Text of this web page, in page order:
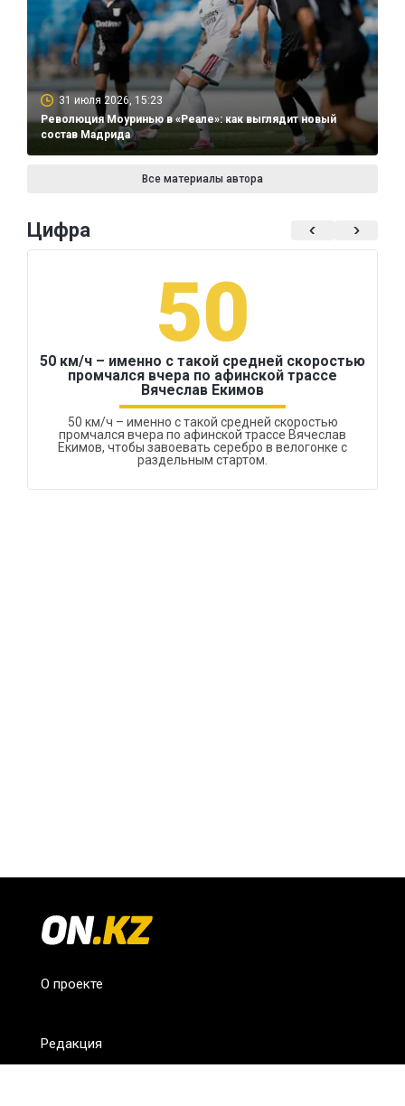
31 июля 2026, 15:23
Революция Моуринью в «Реале»: как выглядит новый
состав Мадрида
Все материалы автора
Цифра
50
50 км/ч – именно с такой средней скоростью
промчался вчера по афинской трассе
Вячеслав Екимов
50 км/ч – именно с такой средней скоростью
промчался вчера по афинской трассе Вячеслав
Екимов, чтобы завоевать серебро в велогонке с
раздельным стартом.
О проекте
Редакция